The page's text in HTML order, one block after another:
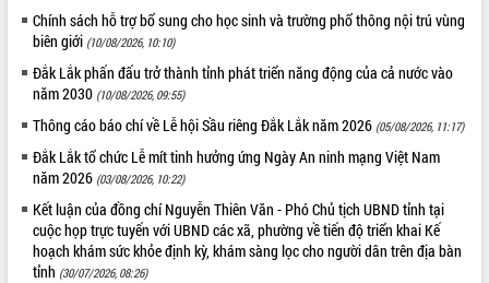
Chính sách hỗ trợ bổ sung cho học sinh và trường phổ thông nội trú vùng
biên giới (10/08/2026, 10:10)
Đắk Lắk phấn đấu trở thành tỉnh phát triển năng động của cả nước vào
năm 2030 (10/08/2026, 09:55)
Thông cáo báo chí về Lễ hội Sầu riêng Đắk Lắk năm 2026 (05/08/2026, 11:17)
Đắk Lắk tổ chức Lễ mít tinh hưởng ứng Ngày An ninh mạng Việt Nam
năm 2026 (03/08/2026, 10:22)
Kết luận của đồng chí Nguyễn Thiên Văn - Phó Chủ tịch UBND tỉnh tại
cuộc họp trực tuyến với UBND các xã, phường về tiến độ triển khai Kế
hoạch khám sức khỏe định kỳ, khám sàng lọc cho người dân trên địa bàn
tỉnh (30/07/2026, 08:26)